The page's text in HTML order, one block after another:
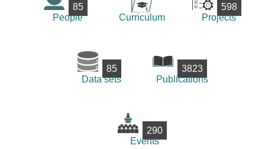
85
People
Curriculum
598
Projects
85
Data sets
3823
Publications
290
Events